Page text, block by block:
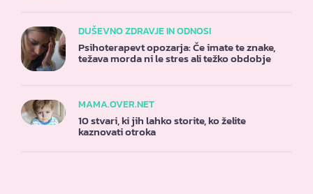
DUŠEVNO ZDRAVJE IN ODNOSI
Psihoterapevt opozarja: Če imate te znake,
težava morda ni le stres ali težko obdobje
MAMA.OVER.NET
10 stvari, ki jih lahko storite, ko želite
kaznovati otroka